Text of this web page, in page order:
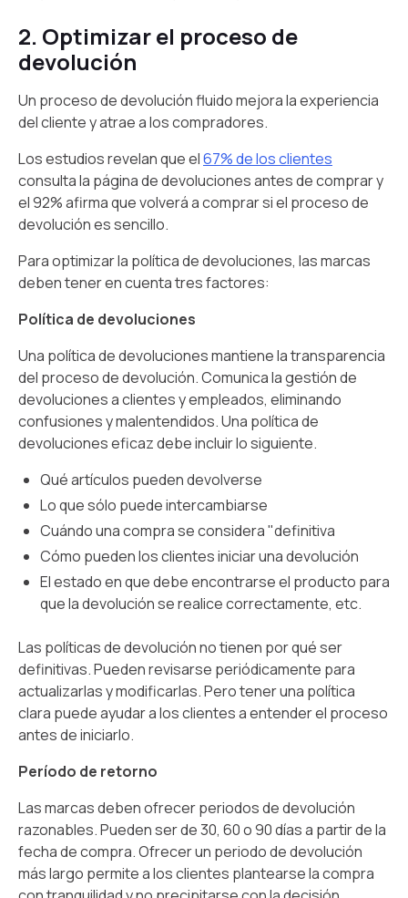
2. Optimizar el proceso de
devolución
Un proceso de devolución fluido mejora la experiencia
del cliente y atrae a los compradores.
Los estudios revelan que el67% de los clientes
consulta la página de devoluciones antes de comprar y
el 92% afirma que volverá a comprar si el proceso de
devolución es sencillo.
Para optimizar la política de devoluciones, las marcas
deben tener en cuenta tres factores:
Política de devoluciones
Una política de devoluciones mantiene la transparencia
del proceso de devolución. Comunica la gestión de
devoluciones a clientes y empleados, eliminando
confusiones y malentendidos. Una política de
devoluciones eficaz debe incluir lo siguiente.
Qué artículos pueden devolverse
Lo que sólo puede intercambiarse
Cuándo una compra se considera "definitiva
Cómo pueden los clientes iniciar una devolución
El estado en que debe encontrarse el producto para
que la devolución se realice correctamente, etc.
Las políticas de devolución no tienen por qué ser
definitivas. Pueden revisarse periódicamente para
actualizarlas y modificarlas. Pero tener una política
clara puede ayudar a los clientes a entender el proceso
antes de iniciarlo.
Período de retorno
Las marcas deben ofrecer periodos de devolución
razonables. Pueden ser de 30, 60 o 90 días a partir de la
fecha de compra. Ofrecer un periodo de devolución
más largo permite a los clientes plantearse la compra